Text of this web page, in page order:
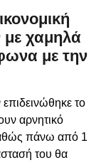
με χαμηλά
με την
το
αρνητικό
πάνω από 1
του θα